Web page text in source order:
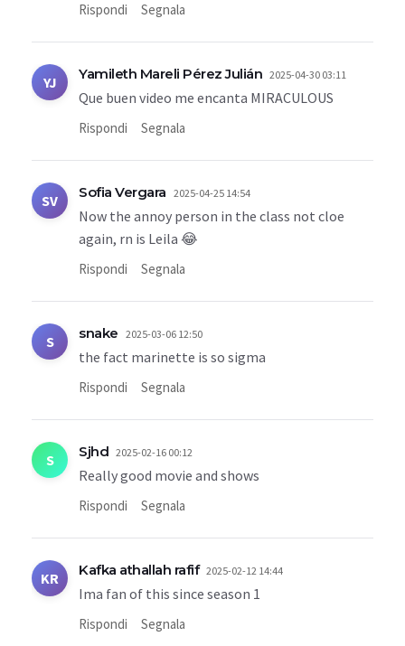
Rispondi Segnala
YJ Yamileth Mareli Pérez Julián 2025-04-30 03:11
Que buen video me encanta MIRACULOUS
Rispondi Segnala
SV Sofia Vergara 2025-04-25 14:54
Now the annoy person in the class not cloe
again, rn is Leila 😂
Rispondi Segnala
S snake 2025-03-06 12:50
the fact marinette is so sigma
Rispondi Segnala
S Sjhd 2025-02-16 00:12
Really good movie and shows
Rispondi Segnala
KR Kafka athallah rafif 2025-02-12 14:44
Ima fan of this since season 1
Rispondi Segnala